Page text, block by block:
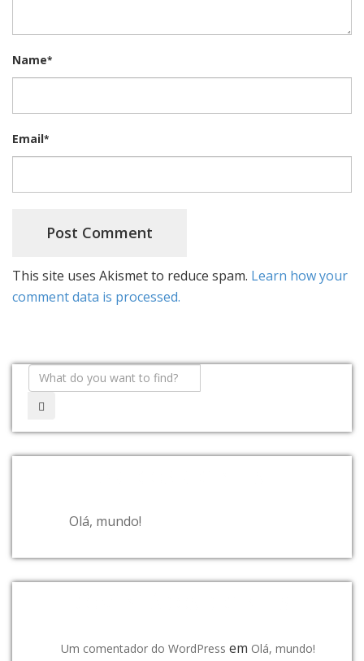
Name*
Email*
This site uses Akismet to reduce spam. Learn how your
comment data is processed.
Olá, mundo!
Um comentador do WordPress em Olá, mundo!